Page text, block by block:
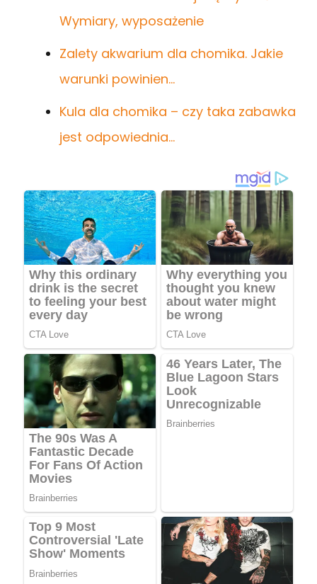
Wymiary, wyposażenie
Zalety akwarium dla chomika. Jakie
warunki powinien…
Kula dla chomika – czy taka zabawka
jest odpowiednia…